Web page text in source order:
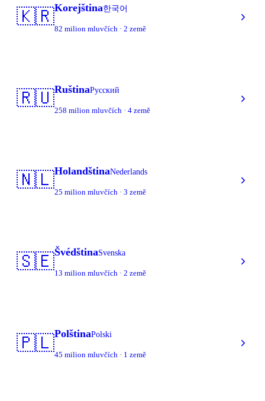
🇰🇷Korejština한국어
82 milion mluvčích · 2 země
🇷🇺RuštinaРусский
258 milion mluvčích · 4 země
🇳🇱HolandštinaNederlands
25 milion mluvčích · 3 země
🇸🇪ŠvédštinaSvenska
13 milion mluvčích · 2 země
🇵🇱PolštinaPolski
45 milion mluvčích · 1 země